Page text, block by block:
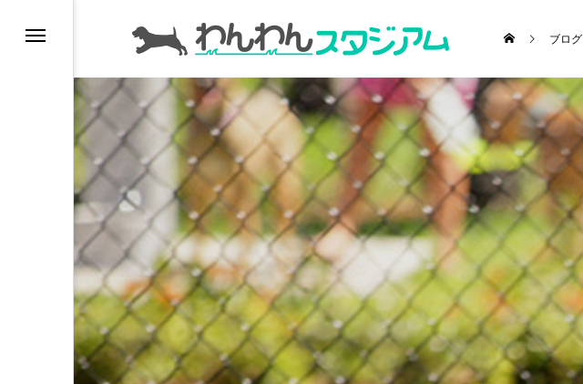
ドッグラン
ドッグカフェ
愛犬とおでかけ (公園･施設etc)
愛犬と旅行
トリミングサロン
動物病院
ブログ
インデックス